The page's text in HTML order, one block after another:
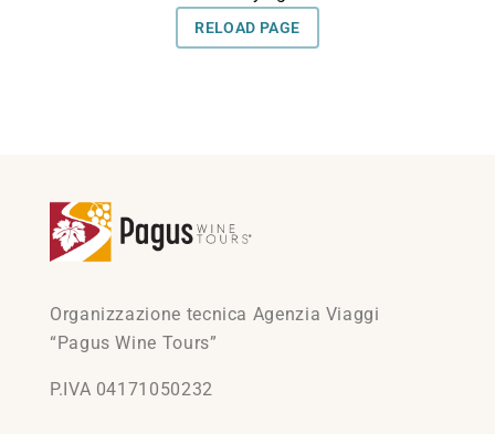
Organizzazione tecnica Agenzia Viaggi
“Pagus Wine Tours”
P.IVA 04171050232